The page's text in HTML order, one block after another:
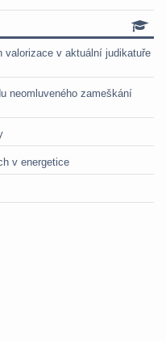
v aktuální judikatuře
neomluveného zameškání
v energetice